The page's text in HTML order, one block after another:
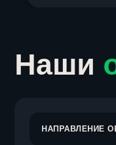
Наши
НАПРАВЛЕНИЕ